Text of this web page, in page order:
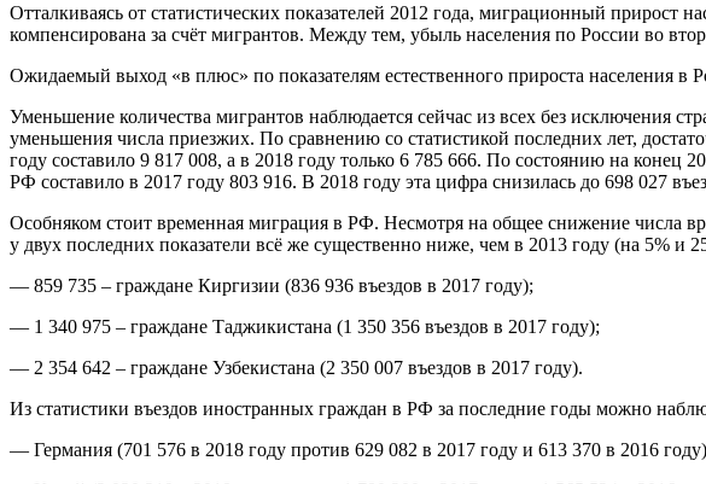
Отталкиваясь от статистических показателей 2012 года, миграционный прирост
компенсирована за счёт мигрантов. Между тем, убыль населения по России во
Ожидаемый выход «в плюс» по показателям естественного прироста населения в
Уменьшение количества мигрантов наблюдается сейчас из всех без исключения
уменьшения числа приезжих. По сравнению со статистикой последних лет,
году составило 9 817 008, а в 2018 году только 6 785 666. По состоянию на
РФ составило в 2017 году 803 916. В 2018 году эта цифра снизилась до 698 027
Особняком стоит временная миграция в РФ. Несмотря на общее снижение числа
у двух последних показатели всё же существенно ниже, чем в 2013 году (на 5% и
— 859 735 – граждане Киргизии (836 936 въездов в 2017 году);
— 1 340 975 – граждане Таджикистана (1 350 356 въездов в 2017 году);
— 2 354 642 – граждане Узбекистана (2 350 007 въездов в 2017 году).
Из статистики въездов иностранных граждан в РФ за последние годы можно
— Германия (701 576 в 2018 году против 629 082 в 2017 году и 613 370 в 2016